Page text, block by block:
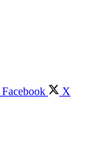
Facebook X